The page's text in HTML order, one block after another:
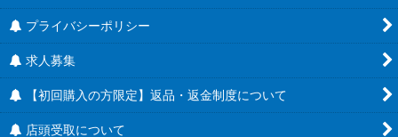
プライバシーポリシー
求人募集
【初回購入の方限定】返品・返金制度について
店頭受取について